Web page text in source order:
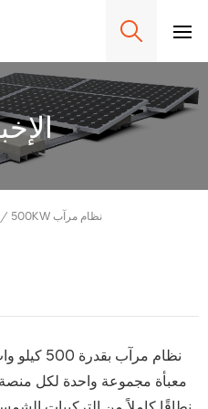
/ 500KW نظام مرآب
نظام مرآب
معبأة مجموعة واحدة لكل منصة